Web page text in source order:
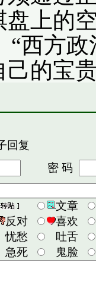
盘上的
“西方
的宝
回复
密 码
文章
反对
喜欢
忧愁
吐舌
急死 鬼脸